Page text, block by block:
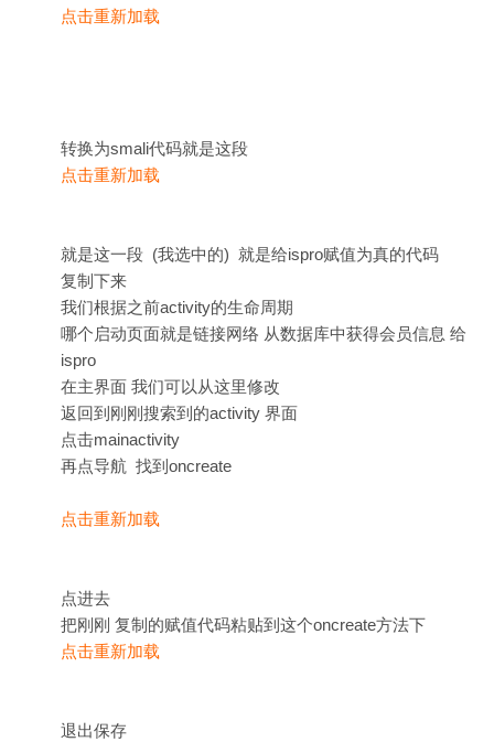
点击重新加载
转换为smali代码就是这段
点击重新加载
就是这一段 (我选中的) 就是给ispro赋值为真的代码
复制下来
我们根据之前activity的生命周期
哪个启动页面就是链接网络 从数据库中获得会员信息 给
ispro
在主界面 我们可以从这里修改
返回到刚刚搜索到的activity 界面
点击mainactivity
再点导航 找到oncreate
点击重新加载
点进去
把刚刚 复制的赋值代码粘贴到这个oncreate方法下
点击重新加载
退出保存